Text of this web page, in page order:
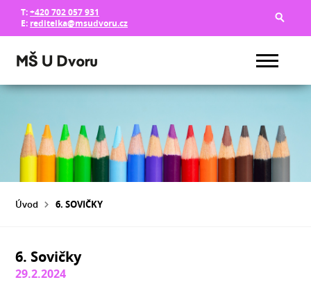
T:+420 702 057 931
E: reditelka@msudvoru.cz
Úvod 6. SOVIČKY
6. Sovičky
29.2.2024